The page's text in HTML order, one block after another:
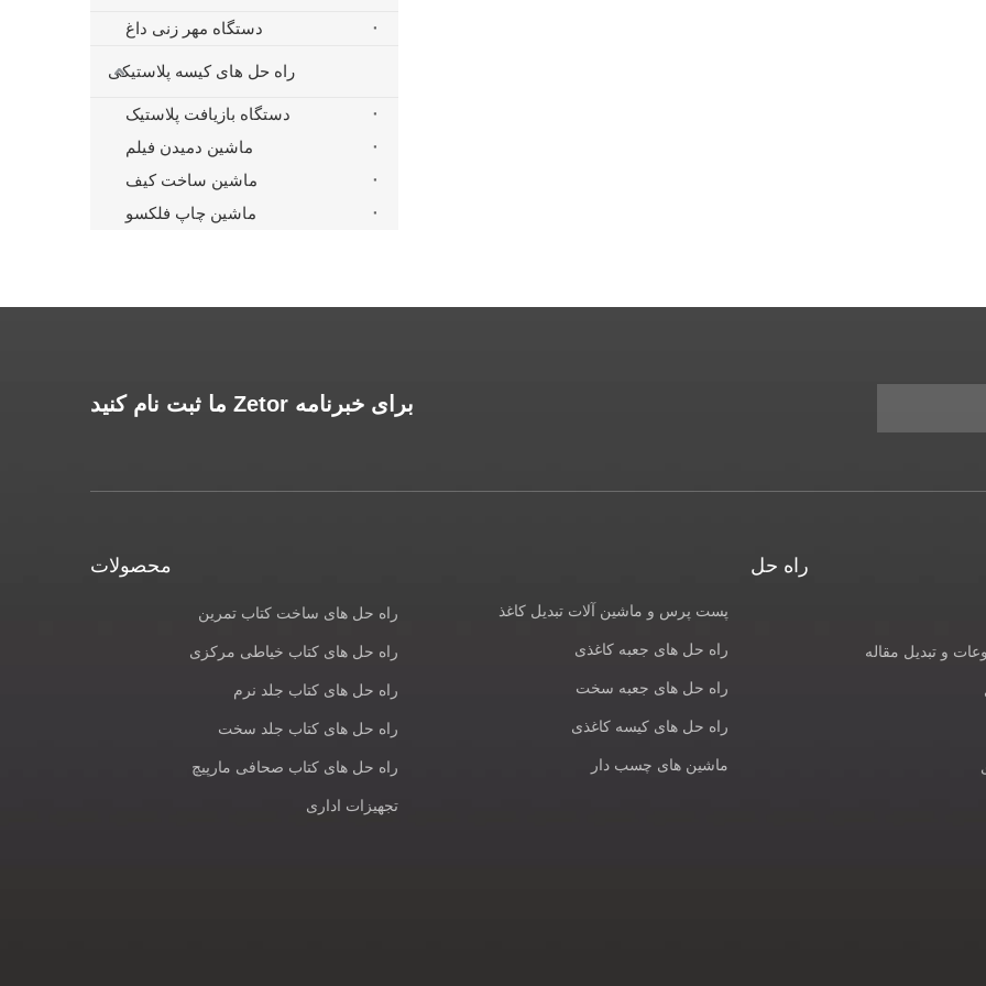
دستگاه مهر زنی داغ
راه حل های کیسه پلاستیکی
دستگاه بازیافت پلاستیک
ماشین دمیدن فیلم
ماشین ساخت کیف
ماشین چاپ فلکسو
برای خبرنامه Zetor ما ثبت نام کنید
محصولات
راه حل های ساخت کتاب تمرین
راه حل های کتاب خیاطی مرکزی
راه حل های کتاب جلد نرم
راه حل های کتاب جلد سخت
راه حل های کتاب صحافی مارپیچ
تجهیزات اداری
پست پرس و ماشین آلات تبدیل کاغذ
راه حل های جعبه کاغذی
راه حل های جعبه سخت
راه حل های کیسه کاغذی
ماشین های چسب دار
راه حل
و تبدیل مقاله